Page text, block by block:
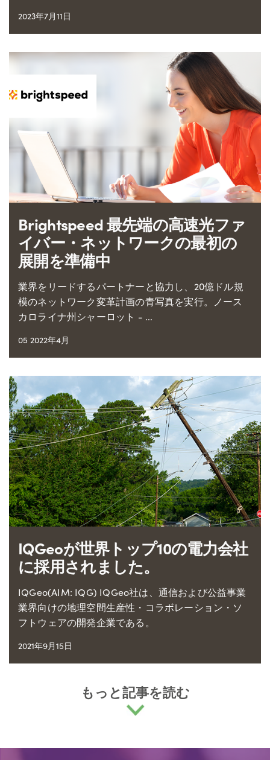
2023年7月11日
Brightspeed 最先端の高速光ファ
イバー・ネットワークの最初の
展開を準備中
業界をリードするパートナーと協力し、20億ドル規
模のネットワーク変革計画の青写真を実行。ノース
カロライナ州シャーロット - ...
05 2022年4月
IQGeoが世界トップ10の電力会社
に採用されました。
IQGeo(AIM: IQG) IQGeo社は、通信および公益事業
業界向けの地理空間生産性・コラボレーション・ソ
フトウェアの開発企業である。
2021年9月15日
もっと記事を読む